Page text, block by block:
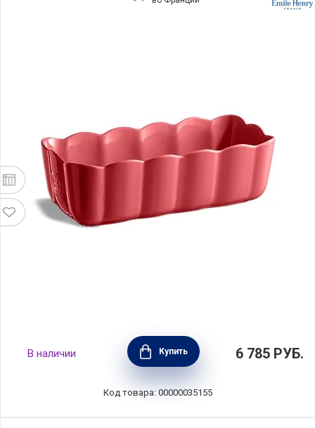
Форма для выпечки прямоугольная с
волнистыми бортами 28,5х13 см, керамика,
цвет розовый, Emile Henry, Франция, 476353
В наличии Купить 6 785 РУБ.
Код товара: 00000035155